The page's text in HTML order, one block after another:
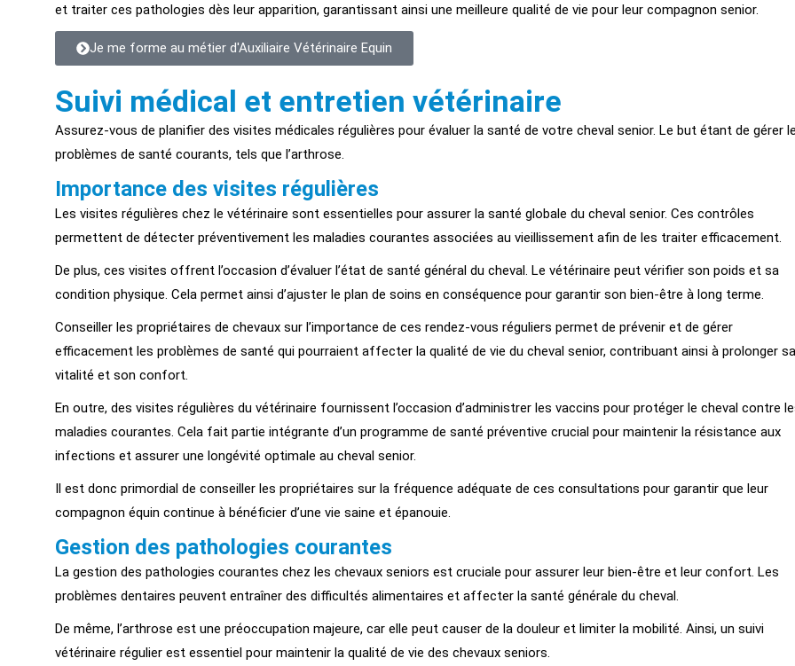
et traiter ces pathologies dès leur apparition, garantissant ainsi une meilleure qualité de vie pour leur compagnon senior.
Je me forme au métier d'Auxiliaire Vétérinaire Equin
Suivi médical et entretien vétérinaire
Assurez-vous de planifier des visites médicales régulières pour évaluer la santé de votre cheval senior. Le but étant de gérer
problèmes de santé courants, tels que l’arthrose.
Importance des visites régulières
Les visites régulières chez le vétérinaire sont essentielles pour assurer la santé globale du cheval senior. Ces contrôles
permettent de détecter préventivement les maladies courantes associées au vieillissement afin de les traiter efficacement.
De plus, ces visites offrent l’occasion d’évaluer l’état de santé général du cheval. Le vétérinaire peut vérifier son poids et sa
condition physique. Cela permet ainsi d’ajuster le plan de soins en conséquence pour garantir son bien-être à long terme.
Conseiller les propriétaires de chevaux sur l’importance de ces rendez-vous réguliers permet de prévenir et de gérer
efficacement les problèmes de santé qui pourraient affecter la qualité de vie du cheval senior, contribuant ainsi à prolonger sa
vitalité et son confort.
En outre, des visites régulières du vétérinaire fournissent l’occasion d’administrer les vaccins pour protéger le cheval contre
maladies courantes. Cela fait partie intégrante d’un programme de santé préventive crucial pour maintenir la résistance aux
infections et assurer une longévité optimale au cheval senior.
Il est donc primordial de conseiller les propriétaires sur la fréquence adéquate de ces consultations pour garantir que leur
compagnon équin continue à bénéficier d’une vie saine et épanouie.
Gestion des pathologies courantes
La gestion des pathologies courantes chez les chevaux seniors est cruciale pour assurer leur bien-être et leur confort. Les
problèmes dentaires peuvent entraîner des difficultés alimentaires et affecter la santé générale du cheval.
De même, l’arthrose est une préoccupation majeure, car elle peut causer de la douleur et limiter la mobilité. Ainsi, un suivi
vétérinaire régulier est essentiel pour maintenir la qualité de vie des chevaux seniors.